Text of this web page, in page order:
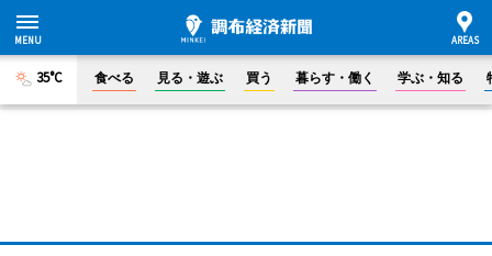
35°C 食べる 見る・遊ぶ 買う 暮らす・働く 学ぶ・知る